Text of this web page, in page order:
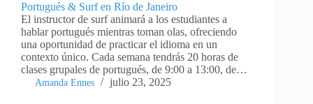
Portugués & Surf en Río de Janeiro
El instructor de surf animará a los estudiantes a
hablar portugués mientras toman olas, ofreciendo
una oportunidad de practicar el idioma en un
contexto único. Cada semana tendrás 20 horas de
clases grupales de portugués, de 9:00 a 13:00, de…
Amanda Ennes julio 23, 2025